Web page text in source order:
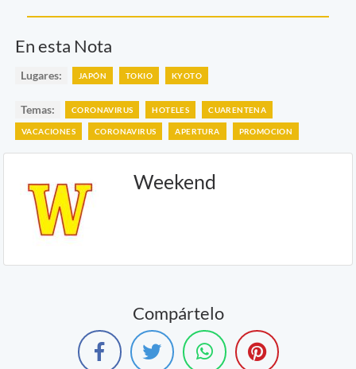
En esta Nota
Lugares: JAPÓN TOKIO KYOTO
Temas: CORONAVIRUS HOTELES CUARENTENA
VACACIONES CORONAVIRUS APERTURA PROMOCION
Weekend
Compártelo